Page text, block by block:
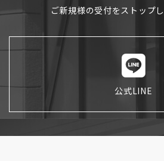
ご新規様の受付をストップし
公式LINE